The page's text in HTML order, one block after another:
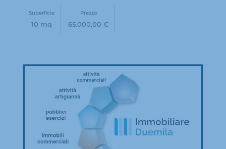
Superficie
10 mq
Prezzo
65.000,00 €